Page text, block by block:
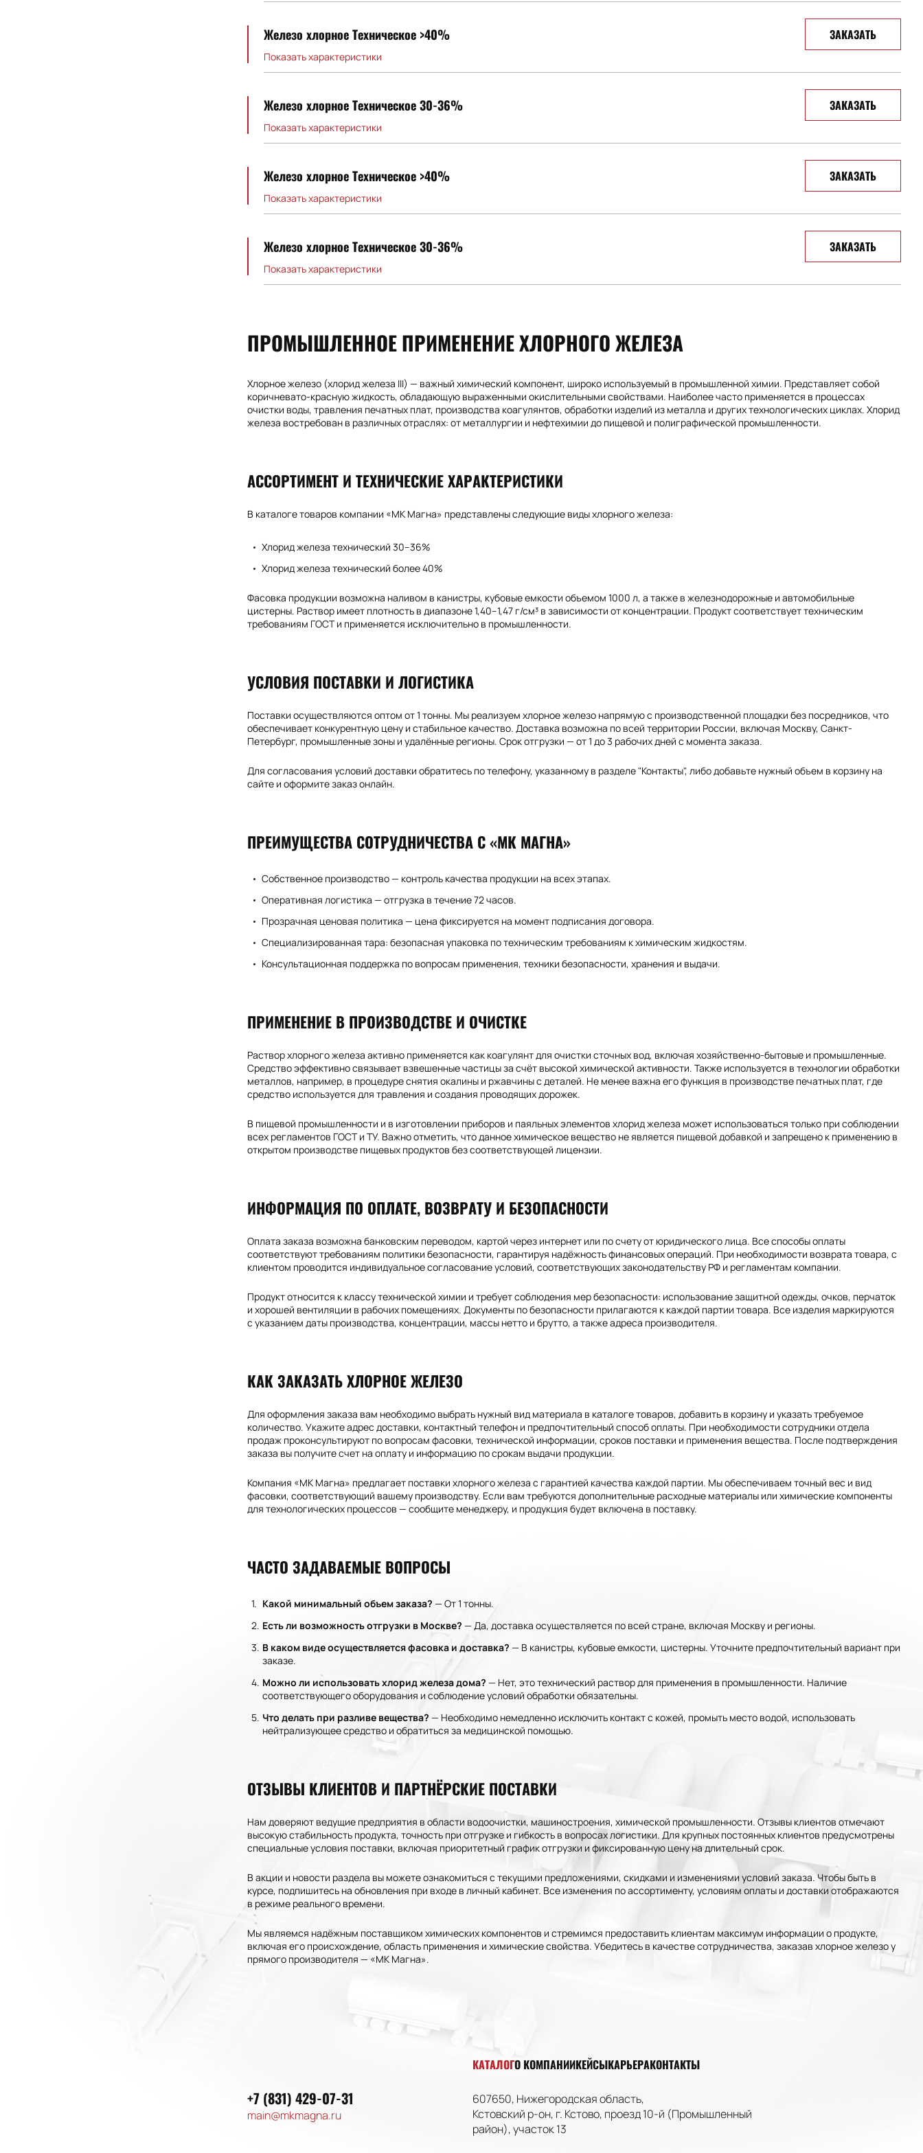
Железо хлорное Техническое >40% ЗАКАЗАТЬ
Показать характеристики
Железо хлорное Техническое 30-36% ЗАКАЗАТЬ
Показать характеристики
Железо хлорное Техническое >40% ЗАКАЗАТЬ
Показать характеристики
Железо хлорное Техническое 30-36% ЗАКАЗАТЬ
Показать характеристики
ПРОМЫШЛЕННОЕ ПРИМЕНЕНИЕ ХЛОРНОГО ЖЕЛЕЗА
Хлорное железо (хлорид железа III) — важный химический компонент, широко используемый в промышленной химии. Представляет собой
коричневато-красную жидкость, обладающую выраженными окислительными свойствами. Наиболее часто применяется в процессах
очистки воды, травления печатных плат, производства коагулянтов, обработки изделий из металла и других технологических циклах. Хлорид
железа востребован в различных отраслях: от металлургии и нефтехимии до пищевой и полиграфической промышленности.
АССОРТИМЕНТ И ТЕХНИЧЕСКИЕ ХАРАКТЕРИСТИКИ
В каталоге товаров компании «МК Магна» представлены следующие виды хлорного железа:
Хлорид железа технический 30–36%
Хлорид железа технический более 40%
Фасовка продукции возможна наливом в канистры, кубовые емкости объемом 1000 л, а также в железнодорожные и автомобильные
цистерны. Раствор имеет плотность в диапазоне 1,40–1,47 г/см³ в зависимости от концентрации. Продукт соответствует техническим
требованиям ГОСТ и применяется исключительно в промышленности.
УСЛОВИЯ ПОСТАВКИ И ЛОГИСТИКА
Поставки осуществляются оптом от 1 тонны. Мы реализуем хлорное железо напрямую с производственной площадки без посредников, что
обеспечивает конкурентную цену и стабильное качество. Доставка возможна по всей территории России, включая Москву, Санкт-
Петербург, промышленные зоны и удалённые регионы. Срок отгрузки — от 1 до 3 рабочих дней с момента заказа.
Для согласования условий доставки обратитесь по телефону, указанному в разделе "Контакты", либо добавьте нужный объем в корзину на
сайте и оформите заказ онлайн.
ПРЕИМУЩЕСТВА СОТРУДНИЧЕСТВА С «МК МАГНА»
Собственное производство — контроль качества продукции на всех этапах.
Оперативная логистика — отгрузка в течение 72 часов.
Прозрачная ценовая политика — цена фиксируется на момент подписания договора.
Специализированная тара: безопасная упаковка по техническим требованиям к химическим жидкостям.
Консультационная поддержка по вопросам применения, техники безопасности, хранения и выдачи.
ПРИМЕНЕНИЕ В ПРОИЗВОДСТВЕ И ОЧИСТКЕ
Раствор хлорного железа активно применяется как коагулянт для очистки сточных вод, включая хозяйственно-бытовые и промышленные.
Средство эффективно связывает взвешенные частицы за счёт высокой химической активности. Также используется в технологии обработки
металлов, например, в процедуре снятия окалины и ржавчины с деталей. Не менее важна его функция в производстве печатных плат, где
средство используется для травления и создания проводящих дорожек.
В пищевой промышленности и в изготовлении приборов и паяльных элементов хлорид железа может использоваться только при соблюдении
всех регламентов ГОСТ и ТУ. Важно отметить, что данное химическое вещество не является пищевой добавкой и запрещено к применению в
открытом производстве пищевых продуктов без соответствующей лицензии.
ИНФОРМАЦИЯ ПО ОПЛАТЕ, ВОЗВРАТУ И БЕЗОПАСНОСТИ
Оплата заказа возможна банковским переводом, картой через интернет или по счету от юридического лица. Все способы оплаты
соответствуют требованиям политики безопасности, гарантируя надёжность финансовых операций. При необходимости возврата товара, с
клиентом проводится индивидуальное согласование условий, соответствующих законодательству РФ и регламентам компании.
Продукт относится к классу технической химии и требует соблюдения мер безопасности: использование защитной одежды, очков, перчаток
и хорошей вентиляции в рабочих помещениях. Документы по безопасности прилагаются к каждой партии товара. Все изделия маркируются
с указанием даты производства, концентрации, массы нетто и брутто, а также адреса производителя.
КАК ЗАКАЗАТЬ ХЛОРНОЕ ЖЕЛЕЗО
Для оформления заказа вам необходимо выбрать нужный вид материала в каталоге товаров, добавить в корзину и указать требуемое
количество. Укажите адрес доставки, контактный телефон и предпочтительный способ оплаты. При необходимости сотрудники отдела
продаж проконсультируют по вопросам фасовки, технической информации, сроков поставки и применения вещества. После подтверждения
заказа вы получите счет на оплату и информацию по срокам выдачи продукции.
Компания «МК Магна» предлагает поставки хлорного железа с гарантией качества каждой партии. Мы обеспечиваем точный вес и вид
фасовки, соответствующий вашему производству. Если вам требуются дополнительные расходные материалы или химические компоненты
для технологических процессов — сообщите менеджеру, и продукция будет включена в поставку.
ЧАСТО ЗАДАВАЕМЫЕ ВОПРОСЫ
Какой минимальный объем заказа? — От 1 тонны.
Есть ли возможность отгрузки в Москве? — Да, доставка осуществляется по всей стране, включая Москву и регионы.
В каком виде осуществляется фасовка и доставка? — В канистры, кубовые емкости, цистерны. Уточните предпочтительный вариант при
заказе.
Можно ли использовать хлорид железа дома? — Нет, это технический раствор для применения в промышленности. Наличие
соответствующего оборудования и соблюдение условий обработки обязательны.
Что делать при разливе вещества? — Необходимо немедленно исключить контакт с кожей, промыть место водой, использовать
нейтрализующее средство и обратиться за медицинской помощью.
ОТЗЫВЫ КЛИЕНТОВ И ПАРТНЁРСКИЕ ПОСТАВКИ
Нам доверяют ведущие предприятия в области водоочистки, машиностроения, химической промышленности. Отзывы клиентов отмечают
высокую стабильность продукта, точность при отгрузке и гибкость в вопросах логистики. Для крупных постоянных клиентов предусмотрены
специальные условия поставки, включая приоритетный график отгрузки и фиксированную цену на длительный срок.
В акции и новости раздела вы можете ознакомиться с текущими предложениями, скидками и изменениями условий заказа. Чтобы быть в
курсе, подпишитесь на обновления при входе в личный кабинет. Все изменения по ассортименту, условиям оплаты и доставки отображаются
в режиме реального времени.
Мы являемся надёжным поставщиком химических компонентов и стремимся предоставить клиентам максимум информации о продукте,
включая его происхождение, область применения и химические свойства. Убедитесь в качестве сотрудничества, заказав хлорное железо у
прямого производителя — «МК Магна».
КАТАЛОГО КОМПАНИИКЕЙСЫКАРЬЕРАКОНТАКТЫ
+7 (831) 429-07-31
main@mkmagna.ru
607650, Нижегородская область,
Кстовский р-он, г. Кстово, проезд10-й (Промышленный
район), участок 13